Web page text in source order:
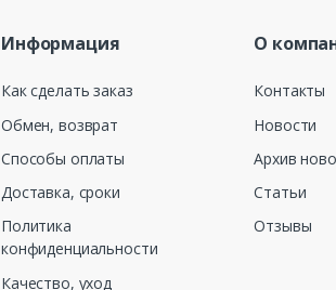
Информация
Как сделать заказ
Обмен, возврат
Способы оплаты
Доставка, сроки
Политика
конфиденциальности
Качество, уход
О
Контакты
Новости
Архив
Статьи
Отзывы